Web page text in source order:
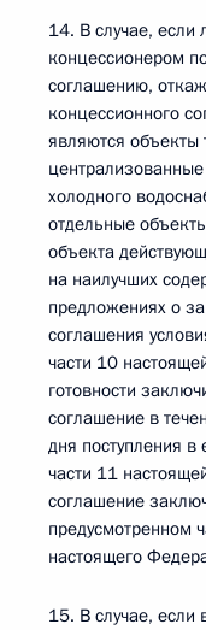
14. В случае,
концессионером
соглашению,
концессионного
являются объекты
холодного
отдельные
объекта
на наилучших
предложениях о
соглашения
части 10
готовности
соглашение в
дня поступления
части 11
соглашение
предусмотренном
настоящего
15. В случае, если